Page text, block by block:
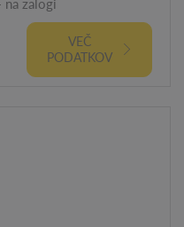
VEČ
PODATKOV